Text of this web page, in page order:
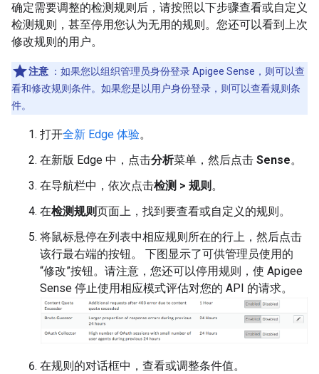
确定需要调整的检测规则后，请按照以下步骤查看或自定义
检测规则，甚至停用您认为无用的规则。您还可以看到上次
修改规则的用户。
注意 ：如果您以组织管理员身份登录 Apigee Sense，则可以查
看和修改规则条件。如果您是以用户身份登录，则可以查看规则条
件。
打开全新 Edge 体验。
在新版 Edge 中，点击分析菜单，然后点击 Sense。
在导航栏中，依次点击检测 > 规则 。
在检测规则页面上，找到要查看或自定义的规则。
将鼠标悬停在列表中相应规则所在的行上，然后点击
该行最右端的按钮。 下图显示了可供管理员使用的
“修改”按钮。请注意，您还可以停用规则，使 Apigee
Sense 停止使用相应模式评估对您的 API 的请求。
在规则的对话框中，查看或调整条件值。